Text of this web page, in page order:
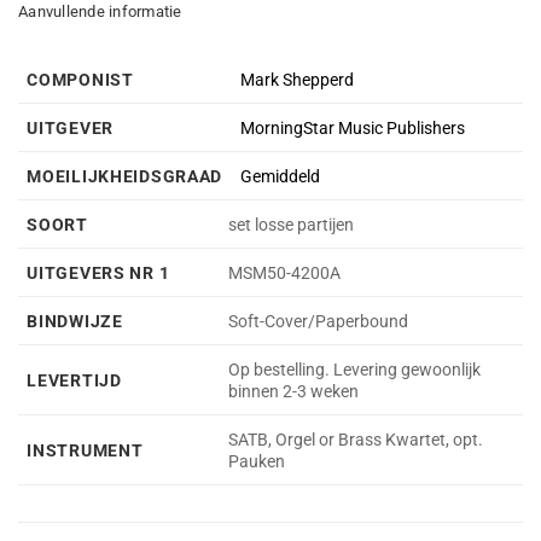
Aanvullende informatie
COMPONIST Mark Shepperd
UITGEVER MorningStar Music Publishers
MOEILIJKHEIDSGRAAD Gemiddeld
SOORT set losse partijen
UITGEVERS NR 1 MSM50-4200A
BINDWIJZE Soft-Cover/Paperbound
LEVERTIJD
Op bestelling. Levering gewoonlijk
binnen 2-3 weken
INSTRUMENT
SATB, Orgel or Brass Kwartet, opt.
Pauken